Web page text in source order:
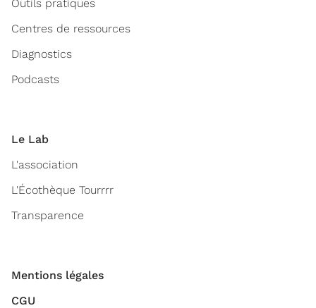
Outils pratiques
Centres de ressources
Diagnostics
Podcasts
Le Lab
L'association
L'Écothèque Tourrrr
Transparence
Mentions légales
CGU